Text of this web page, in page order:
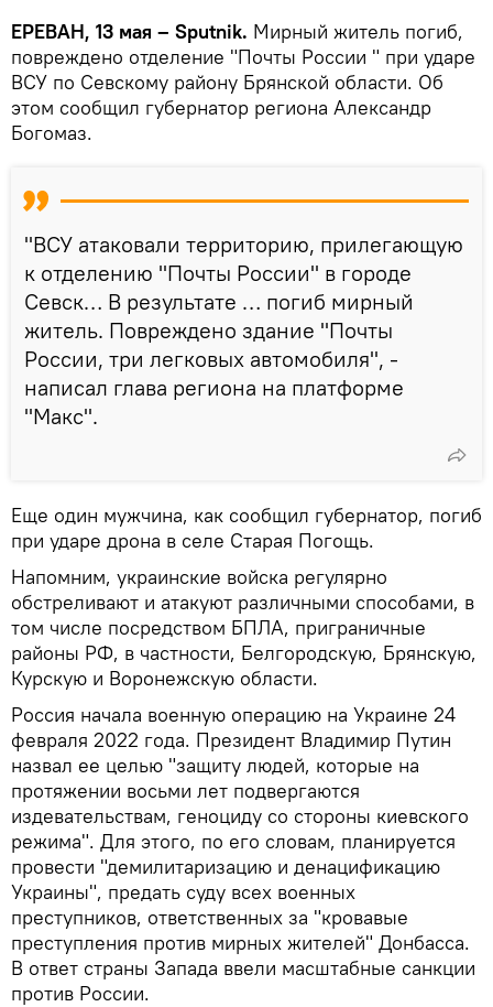
ЕРЕВАН, 13 мая – Sputnik. Мирный житель погиб,
повреждено отделение "Почты России " при ударе
ВСУ по Севскому району Брянской области. Об
этом сообщил губернатор региона Александр
Богомаз.
"ВСУ атаковали территорию, прилегающую
к отделению "Почты России" в городе
Севск… В результате … погиб мирный
житель. Повреждено здание "Почты
России, три легковых автомобиля", -
написал глава региона на платформе
"Макс".
Еще один мужчина, как сообщил губернатор, погиб
при ударе дрона в селе Старая Погощь.
Напомним, украинские войска регулярно
обстреливают и атакуют различными способами, в
том числе посредством БПЛА, приграничные
районы РФ, в частности, Белгородскую, Брянскую,
Курскую и Воронежскую области.
Россия начала военную операцию на Украине 24
февраля 2022 года. Президент Владимир Путин
назвал ее целью "защиту людей, которые на
протяжении восьми лет подвергаются
издевательствам, геноциду со стороны киевского
режима". Для этого, по его словам, планируется
провести "демилитаризацию и денацификацию
Украины", предать суду всех военных
преступников, ответственных за "кровавые
преступления против мирных жителей" Донбасса.
В ответ страны Запада ввели масштабные санкции
против России.